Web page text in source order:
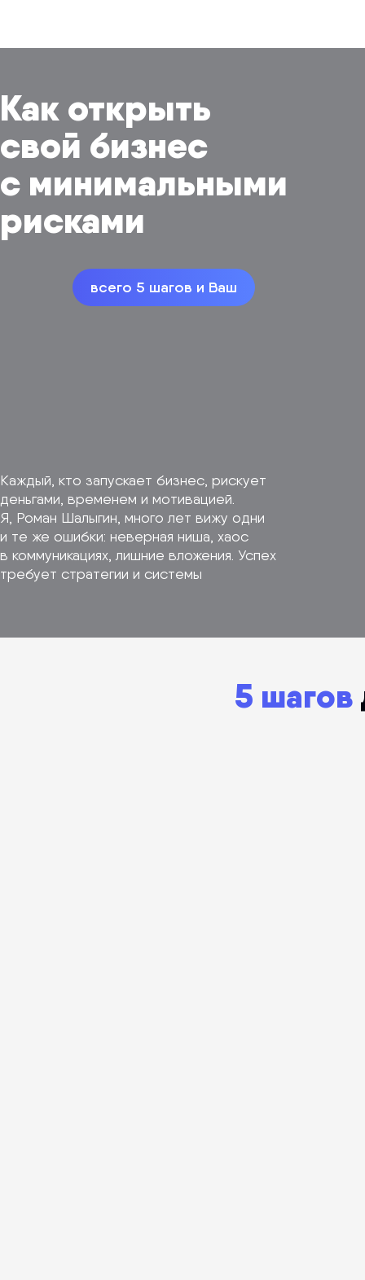
всего 5 шагов и Ваш
Каждый, кто запускает бизнес, рискует
деньгами, временем и мотивацией.
Я, Роман Шалыгин, много лет вижу одни
и те же ошибки: неверная ниша, хаос
в коммуникациях, лишние вложения. Успех
требует стратегии и системы
Как открыть
свой бизнес
с минимальными
рисками
5 шагов